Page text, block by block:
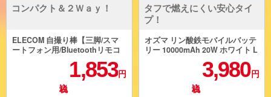
コンパクト＆２Ｗａｙ！
ELECOM 自撮り棒【三脚/スマ
ートフォン用/Bluetoothリモコ
ン付/ブラック】 P-STSR02BK
1,853円
タフで燃えにくい安心タイ
プ！
オズマ リン酸鉄モバイルバッテ
リー 10000mAh 20W ホワイト L
FPUC100D-CCWH3,980円